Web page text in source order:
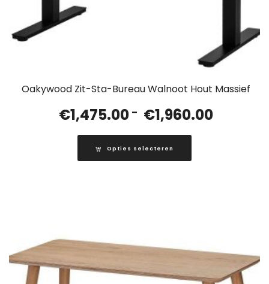
Oakywood Zit-Sta-Bureau Walnoot Hout Massief
€1,475.00 - €1,960.00
Opties selecteren